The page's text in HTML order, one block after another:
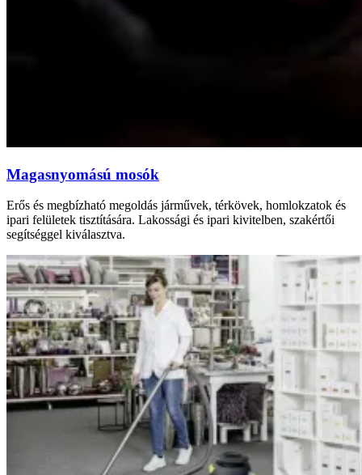
Magasnyomású mosók
Erős és megbízható megoldás járművek, térkövek, homlokzatok és
ipari felületek tisztítására. Lakossági és ipari kivitelben, szakértői
segítséggel kiválasztva.